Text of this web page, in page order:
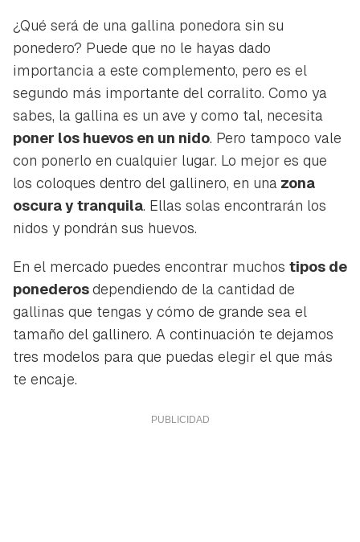
¿Qué será de una gallina ponedora sin su
ponedero? Puede que no le hayas dado
importancia a este complemento, pero es el
segundo más importante del corralito. Como ya
sabes, la gallina es un ave y como tal, necesita
poner los huevos en un nido. Pero tampoco vale
con ponerlo en cualquier lugar. Lo mejor es que
los coloques dentro del gallinero, en una zona
oscura y tranquila. Ellas solas encontrarán los
nidos y pondrán sus huevos.
En el mercado puedes encontrar muchos tipos de
ponederosdependiendo de la cantidad de
gallinas que tengas y cómo de grande sea el
tamaño del gallinero. A continuación te dejamos
tres modelos para que puedas elegir el que más
te encaje.